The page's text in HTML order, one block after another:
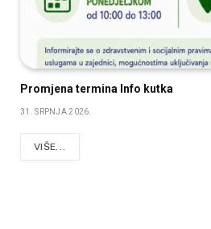
Promjena termina Info kutka
31. SRPNJA 2026.
VIŠE...